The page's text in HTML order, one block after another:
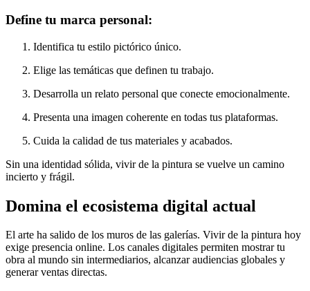
Define tu marca personal:
Identifica tu estilo pictórico único.
Elige las temáticas que definen tu trabajo.
Desarrolla un relato personal que conecte emocionalmente.
Presenta una imagen coherente en todas tus plataformas.
Cuida la calidad de tus materiales y acabados.
Sin una identidad sólida, vivir de la pintura se vuelve un camino
incierto y frágil.
Domina el ecosistema digital actual
El arte ha salido de los muros de las galerías. Vivir de la pintura hoy
exige presencia online. Los canales digitales permiten mostrar tu
obra al mundo sin intermediarios, alcanzar audiencias globales y
generar ventas directas.